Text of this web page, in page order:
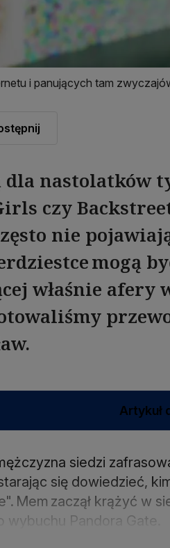
i panujących tam
dla nastolatków
czy
nie
mogą
właśnie afery
Artykuł
siedzi
się dowiedzieć,
Mem zaczął krążyć w
wybuchu Pandora Gate.